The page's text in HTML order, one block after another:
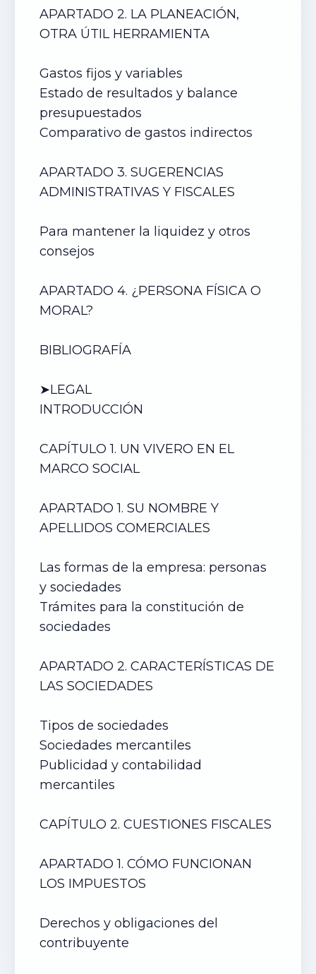
APARTADO 2. LA PLANEACIÓN,
OTRA ÚTIL HERRAMIENTA
Gastos fijos y variables
Estado de resultados y balance
presupuestados
Comparativo de gastos indirectos
APARTADO 3. SUGERENCIAS
ADMINISTRATIVAS Y FISCALES
Para mantener la liquidez y otros
consejos
APARTADO 4. ¿PERSONA FÍSICA O
MORAL?
BIBLIOGRAFÍA
➤LEGAL
INTRODUCCIÓN
CAPÍTULO 1. UN VIVERO EN EL
MARCO SOCIAL
APARTADO 1. SU NOMBRE Y
APELLIDOS COMERCIALES
Las formas de la empresa: personas
y sociedades
Trámites para la constitución de
sociedades
APARTADO 2. CARACTERÍSTICAS DE
LAS SOCIEDADES
Tipos de sociedades
Sociedades mercantiles
Publicidad y contabilidad
mercantiles
CAPÍTULO 2. CUESTIONES FISCALES
APARTADO 1. CÓMO FUNCIONAN
LOS IMPUESTOS
Derechos y obligaciones del
contribuyente